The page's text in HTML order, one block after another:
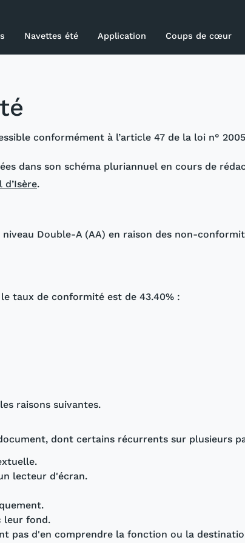
Navettes été Application Coups de cœur
conformément à l’article 47 de la loi n°
dans son schéma pluriannuel en cours de
d’Isère.
niveau Double-A (AA) en raison des non-
taux de conformité est de 43.40% :
raisons suivantes.
dont certains récurrents sur plusieurs
lecteur d'écran.
leur fond.
pas d'en comprendre la fonction ou la